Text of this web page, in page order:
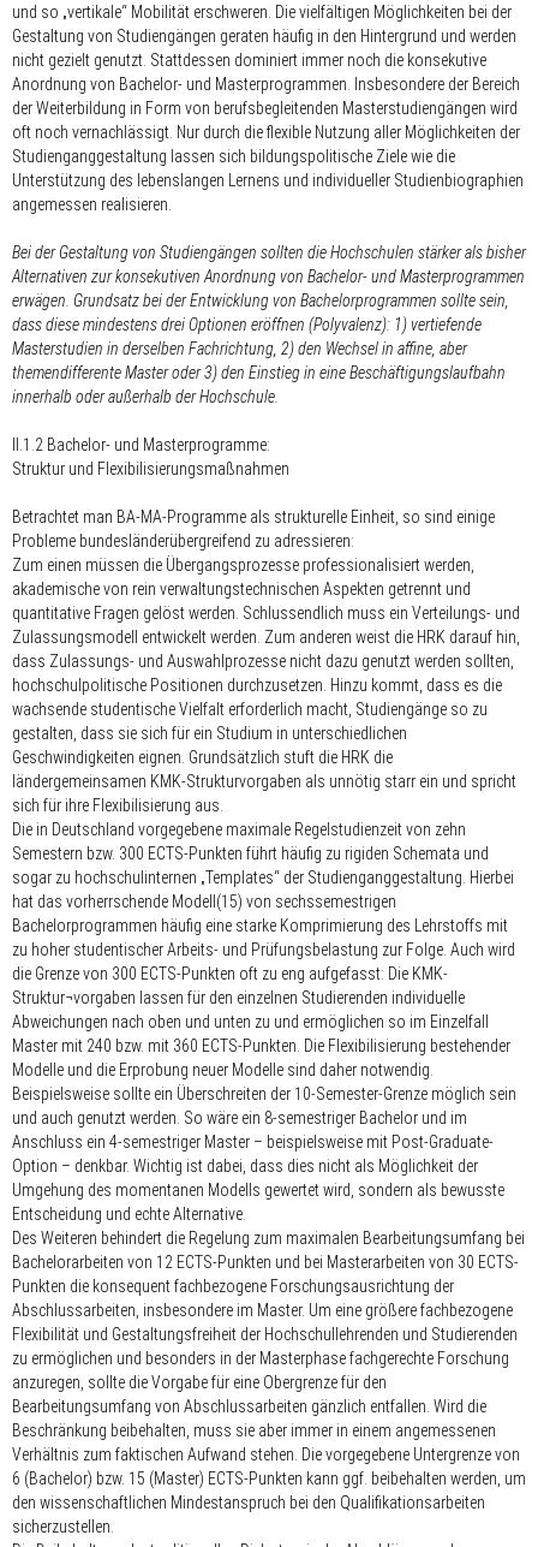
und so „vertikale“ Mobilität erschweren. Die vielfältigen Möglichkeiten bei der
Gestaltung von Studiengängen geraten häufig in den Hintergrund und werden
nicht gezielt genutzt. Stattdessen dominiert immer noch die konsekutive
Anordnung von Bachelor- und Masterprogrammen. Insbesondere der Bereich
der Weiterbildung in Form von berufsbegleitenden Masterstudiengängen wird
oft noch vernachlässigt. Nur durch die flexible Nutzung aller Möglichkeiten der
Studienganggestaltung lassen sich bildungspolitische Ziele wie die
Unterstützung des lebenslangen Lernens und individueller Studienbiographien
angemessen realisieren.
Bei der Gestaltung von Studiengängen sollten die Hochschulen stärker als bisher
Alternativen zur konsekutiven Anordnung von Bachelor- und Masterprogrammen
erwägen. Grundsatz bei der Entwicklung von Bachelorprogrammen sollte sein,
dass diese mindestens drei Optionen eröffnen (Polyvalenz): 1) vertiefende
Masterstudien in derselben Fachrichtung, 2) den Wechsel in affine, aber
themendifferente Master oder 3) den Einstieg in eine Beschäftigungslaufbahn
innerhalb oder außerhalb der Hochschule.
II.1.2 Bachelor- und Masterprogramme:
Struktur und Flexibilisierungsmaßnahmen
Betrachtet man BA-MA-Programme als strukturelle Einheit, so sind einige
Probleme bundesländerübergreifend zu adressieren:
Zum einen müssen die Übergangsprozesse professionalisiert werden,
akademische von rein verwaltungstechnischen Aspekten getrennt und
quantitative Fragen gelöst werden. Schlussendlich muss ein Verteilungs- und
Zulassungsmodell entwickelt werden. Zum anderen weist die HRK darauf hin,
dass Zulassungs- und Auswahlprozesse nicht dazu genutzt werden sollten,
hochschulpolitische Positionen durchzusetzen. Hinzu kommt, dass es die
wachsende studentische Vielfalt erforderlich macht, Studiengänge so zu
gestalten, dass sie sich für ein Studium in unterschiedlichen
Geschwindigkeiten eignen. Grundsätzlich stuft die HRK die
ländergemeinsamen KMK-Strukturvorgaben als unnötig starr ein und spricht
sich für ihre Flexibilisierung aus.
Die in Deutschland vorgegebene maximale Regelstudienzeit von zehn
Semestern bzw. 300 ECTS-Punkten führt häufig zu rigiden Schemata und
sogar zu hochschulinternen „Templates“ der Studienganggestaltung. Hierbei
hat das vorherrschende Modell(15) von sechssemestrigen
Bachelorprogrammen häufig eine starke Komprimierung des Lehrstoffs mit
zu hoher studentischer Arbeits- und Prüfungsbelastung zur Folge. Auch wird
die Grenze von 300 ECTS-Punkten oft zu eng aufgefasst: Die KMK-
Struktur¬vorgaben lassen für den einzelnen Studierenden individuelle
Abweichungen nach oben und unten zu und ermöglichen so im Einzelfall
Master mit 240 bzw. mit 360 ECTS-Punkten. Die Flexibilisierung bestehender
Modelle und die Erprobung neuer Modelle sind daher notwendig.
Beispielsweise sollte ein Überschreiten der 10-Semester-Grenze möglich sein
und auch genutzt werden. So wäre ein 8-semestriger Bachelor und im
Anschluss ein 4-semestriger Master – beispielsweise mit Post-Graduate-
Option – denkbar. Wichtig ist dabei, dass dies nicht als Möglichkeit der
Umgehung des momentanen Modells gewertet wird, sondern als bewusste
Entscheidung und echte Alternative.
Des Weiteren behindert die Regelung zum maximalen Bearbeitungsumfang bei
Bachelorarbeiten von 12 ECTS-Punkten und bei Masterarbeiten von 30 ECTS-
Punkten die konsequent fachbezogene Forschungsausrichtung der
Abschlussarbeiten, insbesondere im Master. Um eine größere fachbezogene
Flexibilität und Gestaltungsfreiheit der Hochschullehrenden und Studierenden
zu ermöglichen und besonders in der Masterphase fachgerechte Forschung
anzuregen, sollte die Vorgabe für eine Obergrenze für den
Bearbeitungsumfang von Abschlussarbeiten gänzlich entfallen. Wird die
Beschränkung beibehalten, muss sie aber immer in einem angemessenen
Verhältnis zum faktischen Aufwand stehen. Die vorgegebene Untergrenze von
6 (Bachelor) bzw. 15 (Master) ECTS-Punkten kann ggf. beibehalten werden, um
den wissenschaftlichen Mindestanspruch bei den Qualifikationsarbeiten
sicherzustellen.